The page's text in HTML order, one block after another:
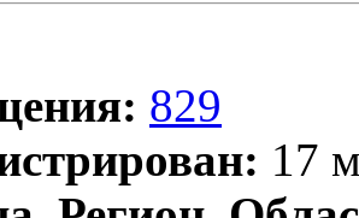
829
17